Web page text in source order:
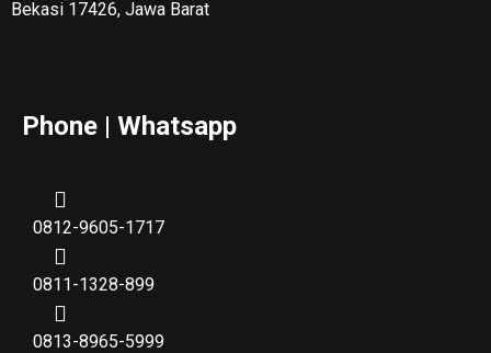
Bekasi 17426, Jawa Barat
Phone | Whatsapp
0812-9605-1717
0811-1328-899
0813-8965-5999